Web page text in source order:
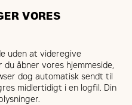
VORES
uden at videregive
åbner vores hjemmeside,
dog automatisk sendt til
midlertidigt i en logfil. Din